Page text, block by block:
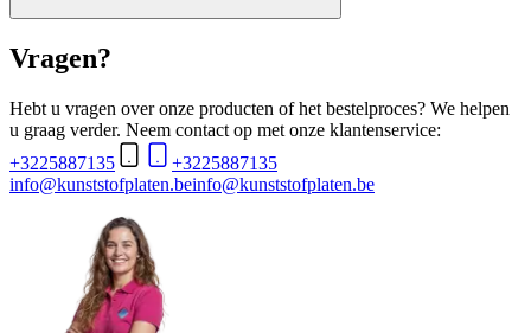
Vragen?
Hebt u vragen over onze producten of het bestelproces? We helpen
u graag verder. Neem contact op met onze klantenservice:
+3225887135
+3225887135
info@kunststofplaten.beinfo@kunststofplaten.be